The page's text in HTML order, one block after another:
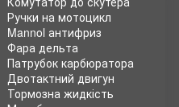
Ручки на мотоцикл
Mannol антифриз
Фара дельта
Патрубок карбюратора
Двотактний двигун
Тормозна жидкість